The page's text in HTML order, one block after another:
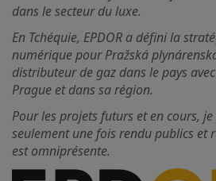
dans le secteur du luxe.
En Tchéquie, EPDOR a défini la
numérique pour Pražská
distributeur de gaz dans le pays
Prague et dans sa région.
Pour les projets futurs et en cours,
seulement une fois rendu publics et
est omniprésente.